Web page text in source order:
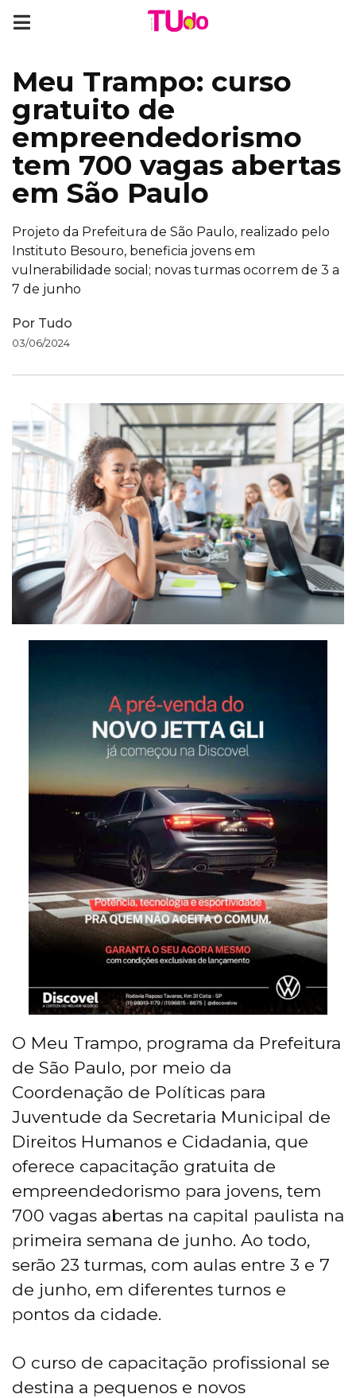
Meu Trampo: curso
gratuito de
empreendedorismo
tem 700 vagas abertas
em São Paulo
Projeto da Prefeitura de São Paulo, realizado pelo
Instituto Besouro, beneficia jovens em
vulnerabilidade social; novas turmas ocorrem de 3 a
7 de junho
Por Tudo
03/06/2024
O Meu Trampo, programa da Prefeitura
de São Paulo, por meio da
Coordenação de Políticas para
Juventude da Secretaria Municipal de
Direitos Humanos e Cidadania, que
oferece capacitação gratuita de
empreendedorismo para jovens, tem
700 vagas abertas na capital paulista na
primeira semana de junho. Ao todo,
serão 23 turmas, com aulas entre 3 e 7
de junho, em diferentes turnos e
pontos da cidade.
O curso de capacitação profissional se
destina a pequenos e novos